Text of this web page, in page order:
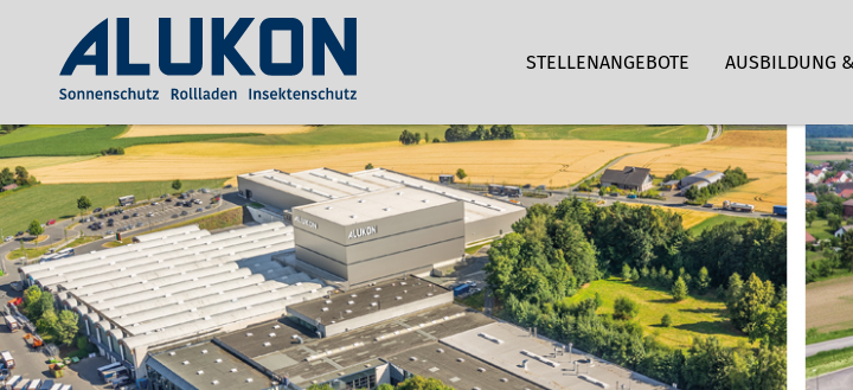
STELLENANGEBOTE AUSBILDUNG